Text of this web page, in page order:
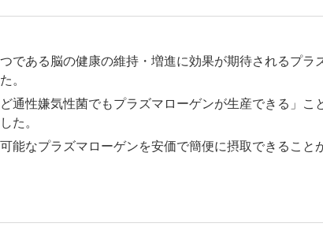
である脳の健康の維持・増進に効果が期待されるプラ
。
通性嫌気性菌でもプラズマローゲンが生産できる」こ
た。
能なプラズマローゲンを安価で簡便に摂取できること